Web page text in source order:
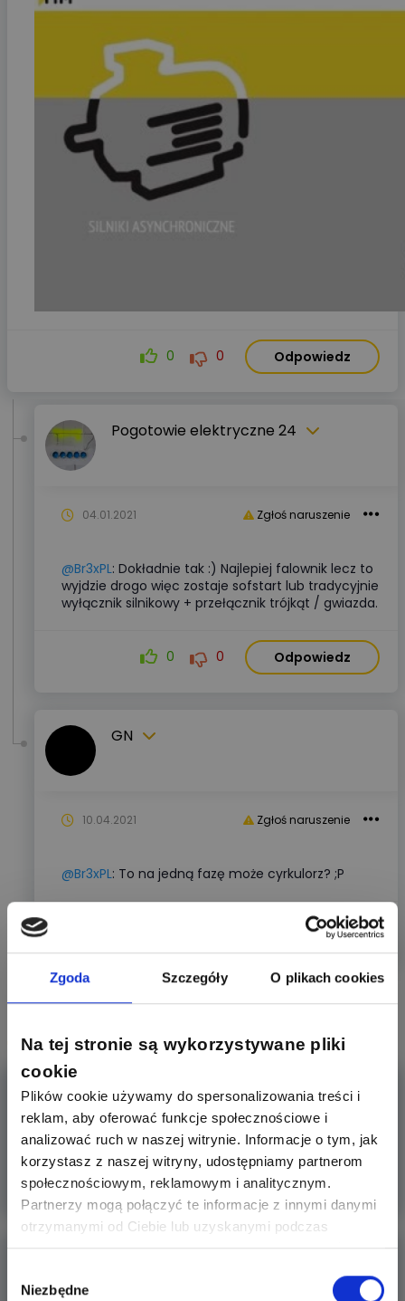
Zgoda Szczegóły O plikach cookies
Na tej stronie są wykorzystywane pliki
cookie
Plików cookie używamy do spersonalizowania treści i
reklam, aby oferować funkcje społecznościowe i
analizować ruch w naszej witrynie. Informacje o tym, jak
korzystasz z naszej witryny, udostępniamy partnerom
społecznościowym, reklamowym i analitycznym.
Partnerzy mogą połączyć te informacje z innymi danymi
otrzymanymi od Ciebie lub uzyskanymi podczas
korzystania z ich usług. Dzięki Twojej zgodzie możemy
preferencji.
zgody
Niezbędne
0 0 Odpowiedz
Pogotowie elektryczne 24
Zgłoś naruszenie
04.01.2021
@Br3xPL: Dokładnie tak :) Najlepiej falownik lecz to
wyjdzie drogo więc zostaje sofstart lub tradycyjnie
wyłącznik silnikowy + przełącznik trójkąt / gwiazda.
0 0 Odpowiedz
GN
Zgłoś naruszenie
10.04.2021
@Br3xPL: To na jedną fazę może cyrkulorz? ;P
Odpowiedz
Czytaj także:
Tokarka do drewna
Cześć, czy ktoś może polecić tokarke do drewna?
Drewnem zajmuje się
Więcej
Polecicie opalarkę do drewna?